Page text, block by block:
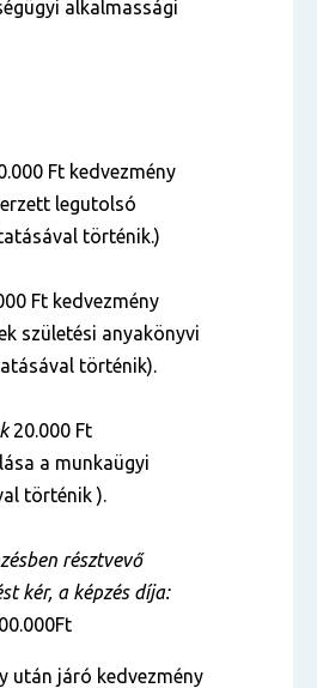
alkalmassági
Ft kedvezmény
legutolsó
történik.)
Ft kedvezmény
születési anyakönyvi
történik).
20.000 Ft
a munkaügyi
történik ).
résztvevő
kér, a képzés díja:
után járó kedvezmény